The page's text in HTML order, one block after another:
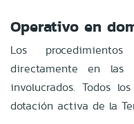
Operativo en
Los
directamente en las
involucrados. Todos
dotación activa de la